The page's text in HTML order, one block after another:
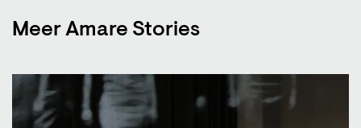
Meer Amare Stories